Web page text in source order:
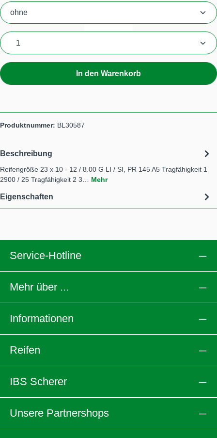
Produkt Anzahl: Gib den gewünschten Wert
In den Warenkorb
Produktnummer: BL30587
Beschreibung
Reifengröße 23 x 10 - 12 / 8.00 G LI / SI, PR 145 A5 Tragfähigkeit 1
2900 / 25 Tragfähigkeit 2 3… Mehr
Eigenschaften
Service-Hotline
Mehr über ...
Informationen
Reifen
IBS Scherer
Unsere Partnershops